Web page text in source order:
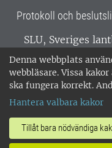
Denna webbplats
webbläsare. Vissa
ska fungera korrekt.
Hantera valbara kakor
Tillåt bara nödvändiga
Protokoll och
SLU, Sveriges
verksamhet över
Alnarp, Uppsala
miljöcertifierat
018-67 10 00 •
Om SLU:s
•Hantera kakor•